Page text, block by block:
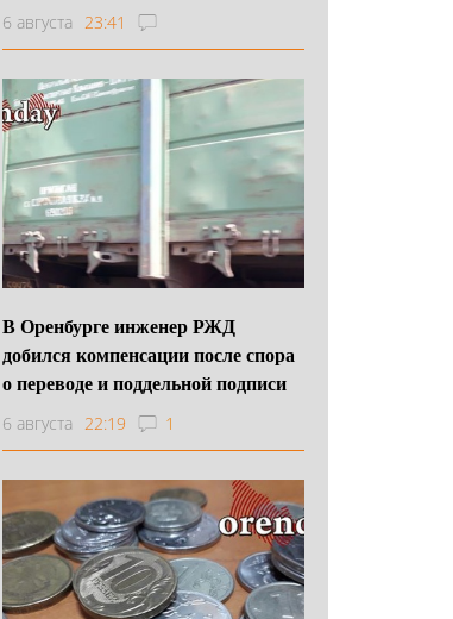
6 августа 23:41
В Оренбурге инженер РЖД
добился компенсации после спора
о переводе и поддельной подписи
6 августа 22:19 1